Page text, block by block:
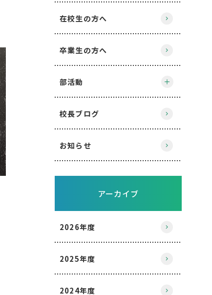
在校生の方へ
卒業生の方へ
部活動
校長ブログ
お知らせ
アーカイブ
2026年度
2025年度
2024年度